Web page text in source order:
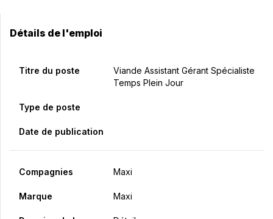
Détails de l'emploi
Titre du poste
Viande Assistant Gérant Spécialiste
Temps Plein Jour
Type de poste
Date de publication
Compagnies Maxi
Marque Maxi